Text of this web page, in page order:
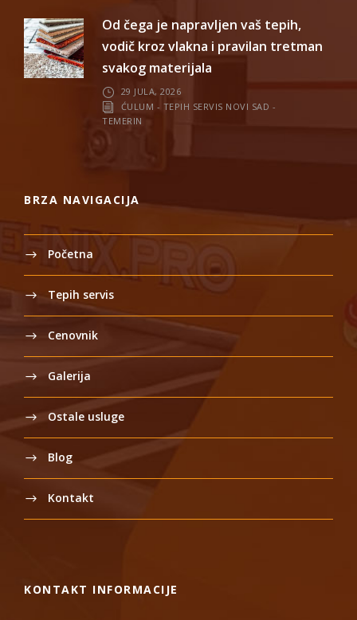
Od čega je napravljen vaš tepih,
vodič kroz vlakna i pravilan tretman
svakog materijala
29 JULA, 2026
ĆULUM - TEPIH SERVIS NOVI SAD -
TEMERIN
BRZA NAVIGACIJA
Početna
Tepih servis
Cenovnik
Galerija
Ostale usluge
Blog
Kontakt
KONTAKT INFORMACIJE